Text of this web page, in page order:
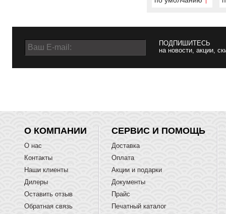
ПОДПИШИТЕСЬ
на новости, акции,
О КОМПАНИИ
О нас
Контакты
Наши клиенты
Дилеры
Оставить отзыв
Обратная связь
СЕРВИС И ПОМОЩЬ
Доставка
Оплата
Акции и подарки
Документы
Прайс
Печатный каталог